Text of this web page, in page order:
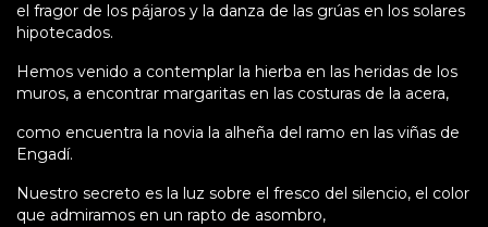
el fragor de los pájaros y la danza de las grúas en los solares
hipotecados.
Hemos venido a contemplar la hierba en las heridas de los
muros, a encontrar margaritas en las costuras de la acera,
como encuentra la novia la alheña del ramo en las viñas de
Engadí.
Nuestro secreto es la luz sobre el fresco del silencio, el color
que admiramos en un rapto de asombro,